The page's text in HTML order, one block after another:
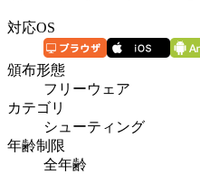
対応OS
頒布形態
フリーウェア
カテゴリ
シューティング
年齢制限
全年齢